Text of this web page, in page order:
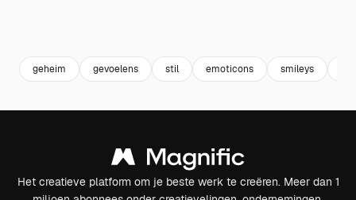
geheim gevoelens stil emoticons smileys
Het creatieve platform om je beste werk te creëren. Meer dan 1